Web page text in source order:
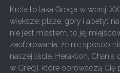
Kreta to taka Grecja w wersji
większe: plaże, góry i apetyt
nie jest miastem, to jej
zaoferowania, że nie sposób
naszej liście. Heraklion,
w Grecji, które oprowadzą Cię